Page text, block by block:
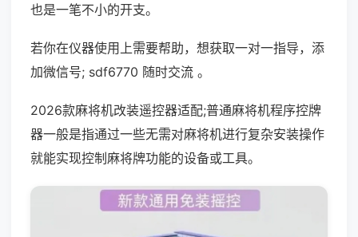
也是一笔不小的开支。
若你在仪器使用上需要帮助，想获取一对一指导，添
加微信号; sdf6770 随时交流 。
2026款麻将机改装遥控器适配;普通麻将机程序控牌
器一般是指通过一些无需对麻将机进行复杂安装操作
就能实现控制麻将牌功能的设备或工具。